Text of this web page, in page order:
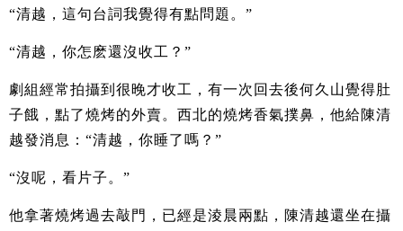
“清越，這句台詞我覺得有點問題。”
“清越，你怎麽還沒收工？”
劇組經常拍攝到很晚才收工，有一次回去後何久山覺得肚
子餓，點了燒烤的外賣。西北的燒烤香氣撲鼻，他給陳清
越發消息：“清越，你睡了嗎？”
“沒呢，看片子。”
他拿著燒烤過去敲門，已經是淩晨兩點，陳清越還坐在攝